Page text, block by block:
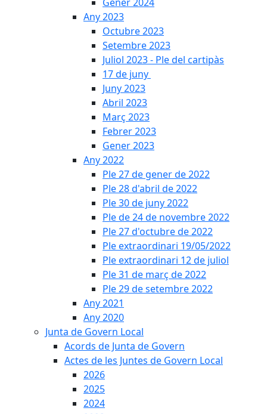
Any 2023
Octubre 2023
Setembre 2023
Juliol 2023 - Ple del cartipàs
17 de juny
Juny 2023
Abril 2023
Març 2023
Febrer 2023
Gener 2023
Any 2022
Ple 27 de gener de 2022
Ple 28 d'abril de 2022
Ple 30 de juny 2022
Ple de 24 de novembre 2022
Ple 27 d'octubre de 2022
Ple extraordinari 19/05/2022
Ple extraordinari 12 de juliol
Ple 31 de març de 2022
Ple 29 de setembre 2022
Any 2021
Any 2020
Junta de Govern Local
Acords de Junta de Govern
Actes de les Juntes de Govern Local
2026
2025
2024